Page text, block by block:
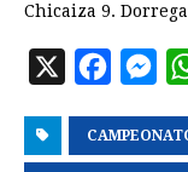
Chicaiza 9.
X
c
M
s